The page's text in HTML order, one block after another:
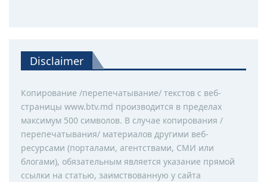
Disclaimer
Копирование /перепечатывание/ текстов с веб-
страницы www.btv.md производится в пределах
максимум 500 символов. В случае копирования /
перепечатывания/ материалов другими веб-
ресурсами (порталами, агентствами, СМИ или
блогами), обязательным является указание прямой
ссылки на статью, заимствованную у сайта